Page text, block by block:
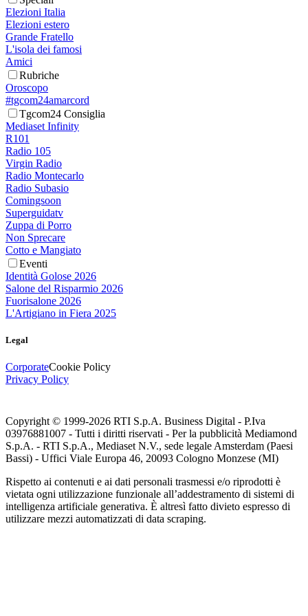
Elezioni Italia
Elezioni estero
Grande Fratello
L'isola dei famosi
Amici
Rubriche
Oroscopo
#tgcom24amarcord
Tgcom24 Consiglia
Mediaset Infinity
R101
Radio 105
Virgin Radio
Radio Montecarlo
Radio Subasio
Comingsoon
Superguidatv
Zuppa di Porro
Non Sprecare
Cotto e Mangiato
Eventi
Identità Golose 2026
Salone del Risparmio 2026
Fuorisalone 2026
L'Artigiano in Fiera 2025
Legal
CorporateCookie Policy
Privacy Policy
Copyright © 1999-2026 RTI S.p.A. Business Digital - P.Iva
03976881007 - Tutti i diritti riservati - Per la pubblicità Mediamond
S.p.A. - RTI S.p.A., Mediaset N.V., sede legale Amsterdam (Paesi
Bassi) - Uffici Viale Europa 46, 20093 Cologno Monzese (MI)
Rispetto ai contenuti e ai dati personali trasmessi e/o riprodotti è
vietata ogni utilizzazione funzionale all’addestramento di sistemi di
intelligenza artificiale generativa. È altresì fatto divieto espresso di
utilizzare mezzi automatizzati di data scraping.